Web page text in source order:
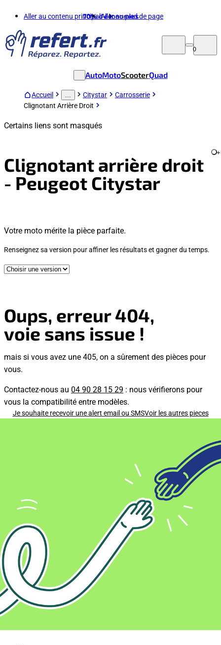
Aller au contenu principalAller au pied de page
70%d'économies
0
AutoMotoScooterQuad
Accueil Citystar
Carrosserie
Clignotant Arrière Droit
Certains liens sont masqués
Clignotant arrière droit
- Peugeot Citystar
+
Votre moto mérite la pièce parfaite.
Renseignez sa version pour affiner les résultats et gagner du temps.
Oups, erreur 404,
voie sans issue !
mais si vous avez une 405, on a sûrement des pièces pour
vous.
Contactez-nous au 04 90 28 15 29 : nous vérifierons pour
vous la compatibilité entre modèles.
Je souhaite recevoir une alert email ou SMSVoir les autres pieces